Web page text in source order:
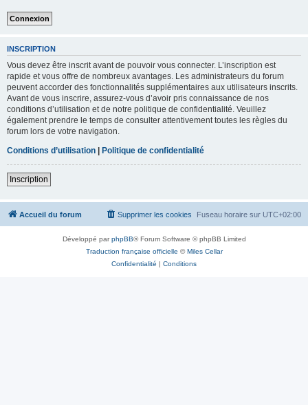
INSCRIPTION
Vous devez être inscrit avant de pouvoir vous connecter. L’inscription est
rapide et vous offre de nombreux avantages. Les administrateurs du forum
peuvent accorder des fonctionnalités supplémentaires aux utilisateurs inscrits.
Avant de vous inscrire, assurez-vous d’avoir pris connaissance de nos
conditions d’utilisation et de notre politique de confidentialité. Veuillez
également prendre le temps de consulter attentivement toutes les règles du
forum lors de votre navigation.
Conditions d’utilisation | Politique de confidentialité
Inscription
Accueil du forum Fuseau horaire sur UTC+02:00
Supprimer les cookies
Développé parphpBB® Forum Software © phpBB Limited
Traduction française officielle ©Miles Cellar
Confidentialité | Conditions